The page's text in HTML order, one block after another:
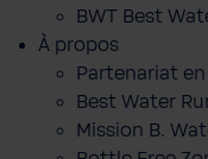
BWT Best
À propos
Partenariat
Best Water
Mission B.